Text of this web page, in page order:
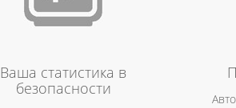
Ваша статистика в
безопасности